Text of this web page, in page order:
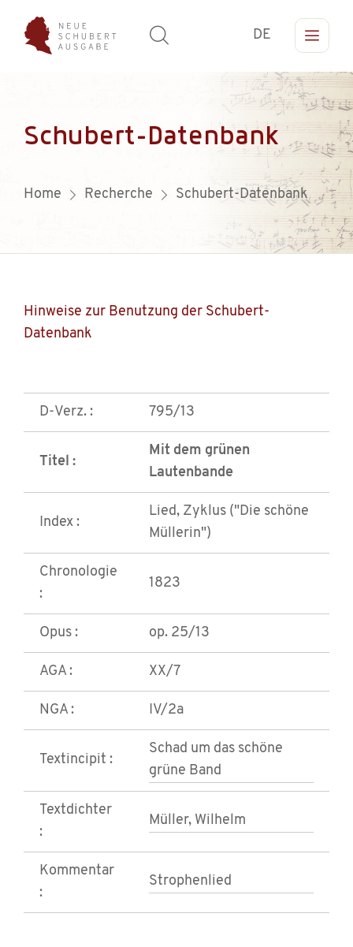
DE
Schubert-Datenbank
Home Recherche Schubert-Datenbank
Hinweise zur Benutzung der Schubert-
Datenbank
D-Verz. : 795/13
Titel :
Mit dem grünen
Lautenbande
Index :
Lied, Zyklus ("Die schöne
Müllerin")
Chronologie
:
1823
Opus : op. 25/13
AGA : XX/7
NGA : IV/2a
Textincipit :
Schad um das schöne
grüne Band
Textdichter
:
Müller, Wilhelm
Kommentar
:
Strophenlied